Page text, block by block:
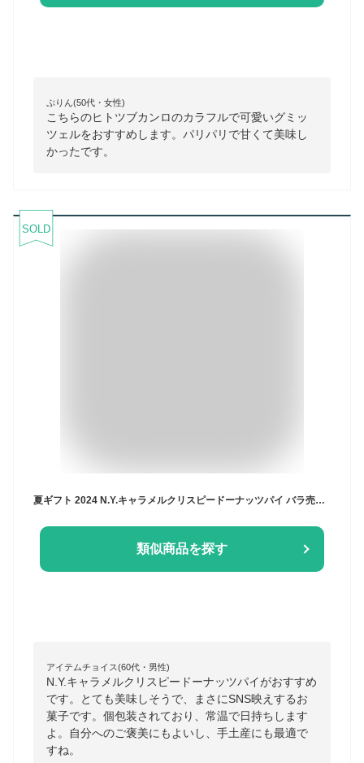
ぷりん(50代・女性)
こちらのヒトツブカンロのカラフルで可愛いグミッ
ツェルをおすすめします。パリパリで甘くて美味し
かったです。
SOLD
夏ギフト 2024 N.Y.キャラメルクリスピードーナッツパイ バラ売り デザート 洋菓子 ナッツ スイーツ 焼き菓子 お菓子 ばらまき用 大人数 会社 ギフト ドーナツ プチギフト おしゃれ 楽天 メッセージカード お土産 手土産 てみやげ おやつ 大量 お試し 小分け プレゼント
類似商品を探す
アイテムチョイス(60代・男性)
N.Y.キャラメルクリスピードーナッツパイがおすすめ
です。とても美味しそうで、まさにSNS映えするお
菓子です。個包装されており、常温で日持ちします
よ。自分へのご褒美にもよいし、手土産にも最適で
すね。